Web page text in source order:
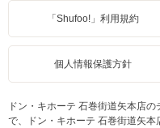
「Shufoo!」利用規約
個人情報保護方針
ドン・キホーテ 石巻街道矢本店
で、ドン・キホーテ 石巻街道矢本